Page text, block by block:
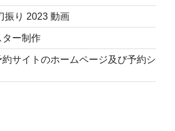
振り 2023 動画
ター制作
サイトのホームページ及び予約シ